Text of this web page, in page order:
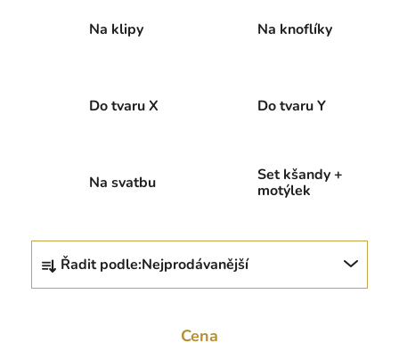
Na klipy Na knoflíky
Do tvaru X Do tvaru Y
Na svatbu
Set kšandy +
motýlek
Ř
z
Řadit podle:Nejprodávanější
Cena